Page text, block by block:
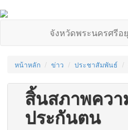
จังหวัดพระนครศรีอ
หน้าหลัก ข่าว ประชาสัมพันธ์
สิ้นสภาพควา
ประกันตน